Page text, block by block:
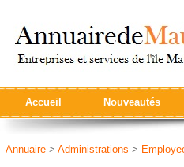
Accueil Nouveautés
Annuaire > Administrations >